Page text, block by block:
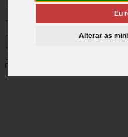
Eu
Alterar as
no ESC para fechar